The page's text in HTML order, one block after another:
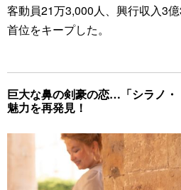
客動員21万3,000人、興行収入3
首位をキープした。
巨大な鼻の剣豪の恋…「シラノ
魅力を再発見！